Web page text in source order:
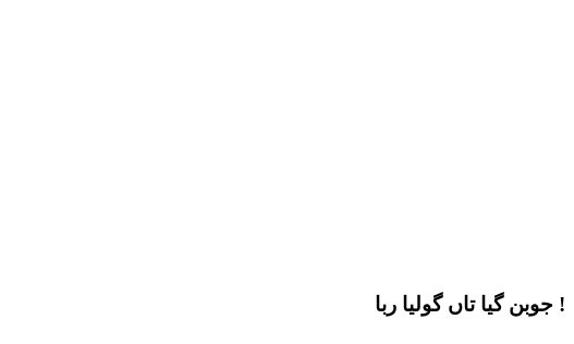
جوبن گیا تاں گولیا ربا !